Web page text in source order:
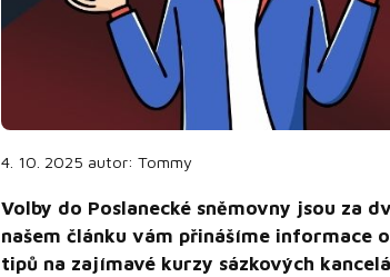
4. 10. 2025 autor: Tommy
Volby do Poslanecké sněmovny jsou za
našem článku vám přinášíme informace
tipů na zajímavé kurzy sázkových